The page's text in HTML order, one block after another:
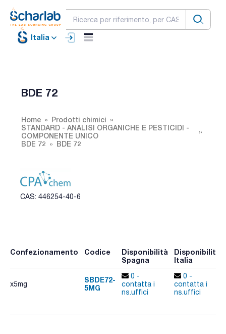
Italia
BDE 72
Home
Prodotti chimici
STANDARD - ANALISI ORGANICHE E PESTICIDI -
COMPONENTE UNICO
BDE 72
BDE 72
CAS: 446254-40-6
Confezionamento Codice
Disponibilità
Spagna
Disponibilità
Italia
x5mg
SBDE72-
5MG
0 -
contatta i
ns.uffici
0 -
contatta i
ns.uffici